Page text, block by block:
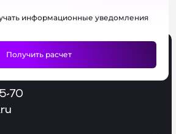
информационные уведомления
70